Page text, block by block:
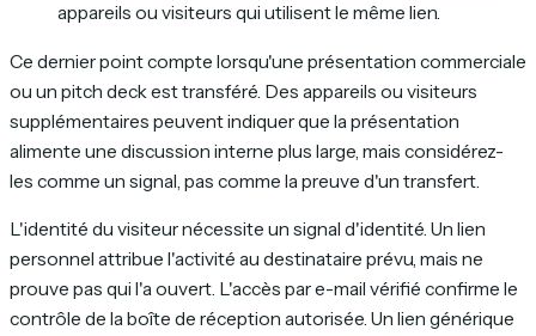
appareils ou visiteurs qui utilisent le même lien.
Ce dernier point compte lorsqu'une présentation commerciale
ou un pitch deck est transféré. Des appareils ou visiteurs
supplémentaires peuvent indiquer que la présentation
alimente une discussion interne plus large, mais considérez-
les comme un signal, pas comme la preuve d'un transfert.
L'identité du visiteur nécessite un signal d'identité. Un lien
personnel attribue l'activité au destinataire prévu, mais ne
prouve pas qui l'a ouvert. L'accès par e-mail vérifié confirme le
contrôle de la boîte de réception autorisée. Un lien générique